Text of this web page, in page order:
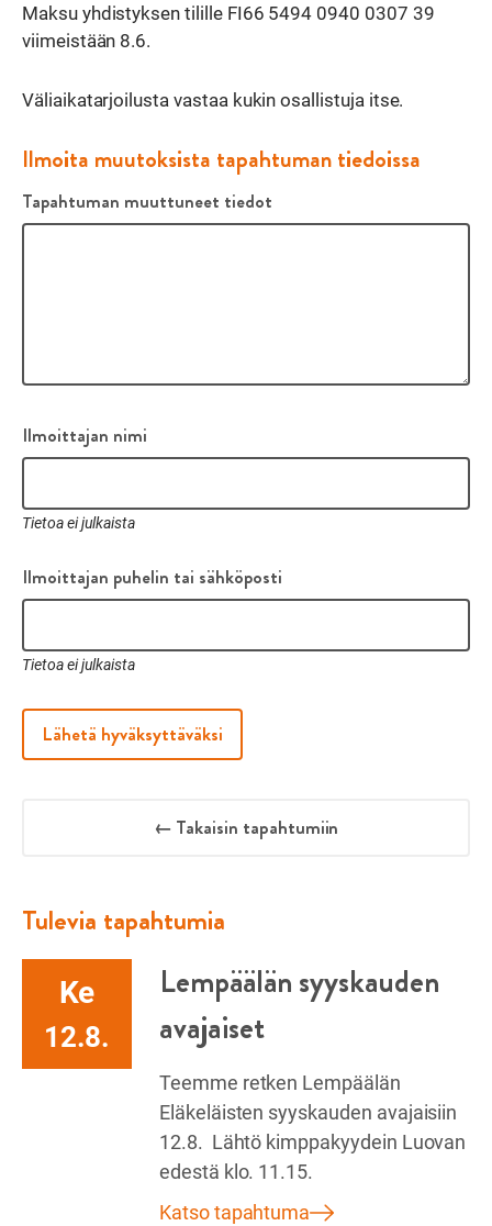
Maksu yhdistyksen tilille FI66 5494 0940 0307 39
viimeistään 8.6.
Väliaikatarjoilusta vastaa kukin osallistuja itse.
Ilmoita muutoksista tapahtuman tiedoissa
Tapahtuman muuttuneet tiedot
Ilmoittajan nimi
Tietoa ei julkaista
Ilmoittajan puhelin tai sähköposti
Tietoa ei julkaista
Lähetä hyväksyttäväksi
← Takaisin tapahtumiin
Tulevia tapahtumia
Ke
12.8.
Lempäälän syyskauden
avajaiset
Teemme retken Lempäälän
Eläkeläisten syyskauden avajaisiin
12.8. Lähtö kimppakyydein Luovan
edestä klo. 11.15.
Katso tapahtuma